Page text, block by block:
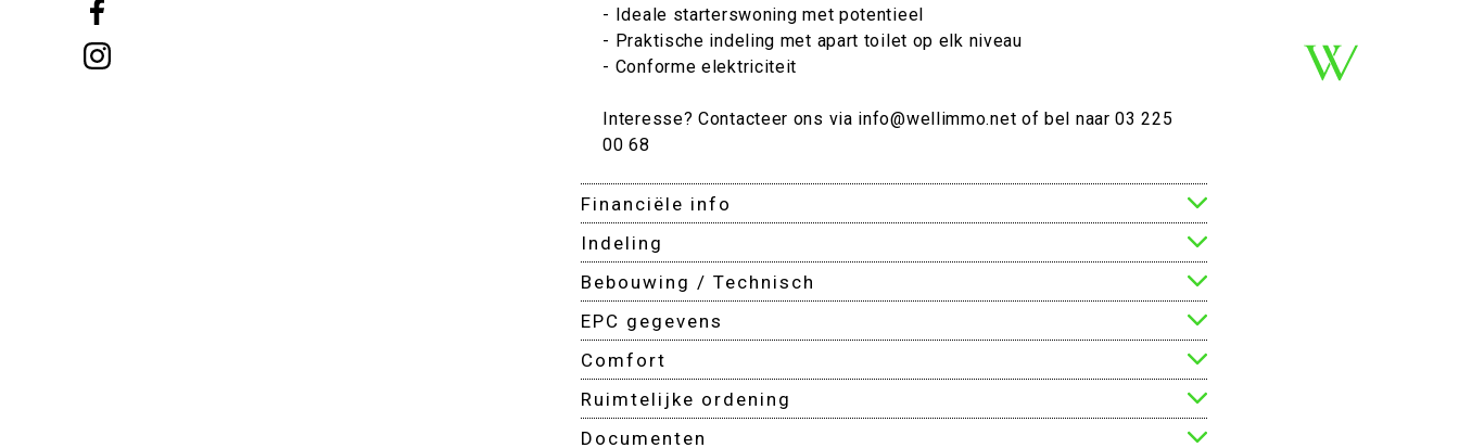
- Ideale starterswoning met potentieel
- Praktische indeling met apart toilet op elk niveau
- Conforme elektriciteit
Interesse? Contacteer ons via info@wellimmo.net of bel naar 03 225
00 68
Financiële info
Indeling
Bebouwing / Technisch
EPC gegevens
Comfort
Ruimtelijke ordening
Documenten